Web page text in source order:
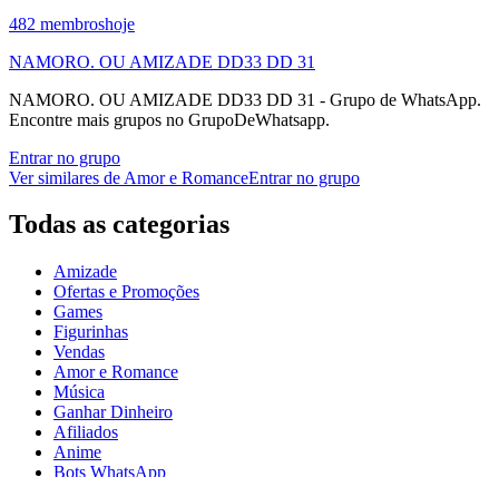
482 membroshoje
NAMORO. OU AMIZADE DD33 DD 31
NAMORO. OU AMIZADE DD33 DD 31 - Grupo de WhatsApp.
Encontre mais grupos no GrupoDeWhatsapp.
Entrar no grupo
Ver similares de Amor e RomanceEntrar no grupo
Todas as categorias
Amizade
Ofertas e Promoções
Games
Figurinhas
Vendas
Amor e Romance
Música
Ganhar Dinheiro
Afiliados
Anime
Bots WhatsApp